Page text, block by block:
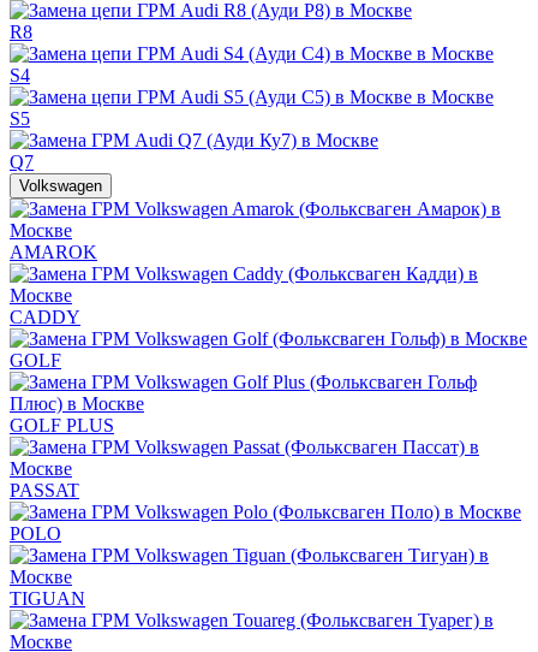
R8
S4
S5
Q7
Volkswagen
AMAROK
CADDY
GOLF
GOLF PLUS
PASSAT
POLO
TIGUAN